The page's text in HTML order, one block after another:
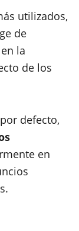
utilizados,
de
la
de los
defecto,
en